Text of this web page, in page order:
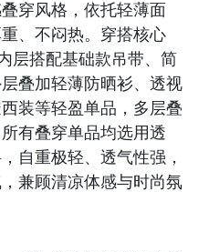
穿风格，依托轻薄面
、不闷热。穿搭核心
层搭配基础款吊带、简
叠加轻薄防晒衫、透视
装等轻盈单品，多层叠
有叠穿单品均选用透
自重极轻、透气性强，
兼顾清凉体感与时尚氛